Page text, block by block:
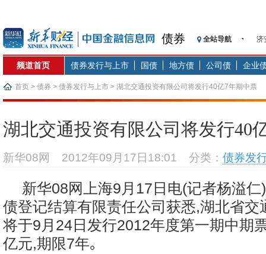
债券 全站导航
济
【
记
【
济
基
恒
频道首页 债券发行与上市 国债 地方债 公司债 企业
首页 > 债券 > 债券发行与上市 > 湖北交通投资有限公司将发行40亿7年期中票
湖北交通投资有限公司将发行40
新华08网 2012年09月17日18:01 分类： 债券发
新华08网上海9月17日电(记者杨溢
债登记结算有限责任公司获悉,湖北省交
将于9月24日发行2012年度第一期中期
亿元,期限7年｡